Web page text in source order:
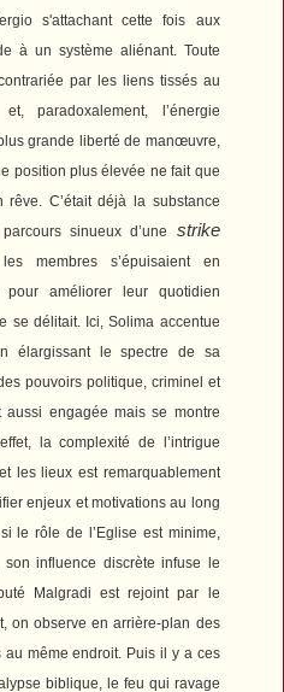
s'attachant cette fois aux
à un système aliénant. Toute
par les liens tissés au
paradoxalement, l’énergie
grande liberté de manœuvre,
position plus élevée ne fait que
C’était déjà la substance
sinueux d’une strike
membres s’épuisaient en
pour améliorer leur quotidien
se délitait. Ici, Solima accentue
élargissant le spectre de sa
pouvoirs politique, criminel et
engagée mais se montre
la complexité de l’intrigue
les lieux est remarquablement
enjeux et motivations au long
le rôle de l’Eglise est minime,
influence discrète infuse le
Malgradi est rejoint par le
on observe en arrière-plan des
même endroit. Puis il y a ces
biblique, le feu qui ravage